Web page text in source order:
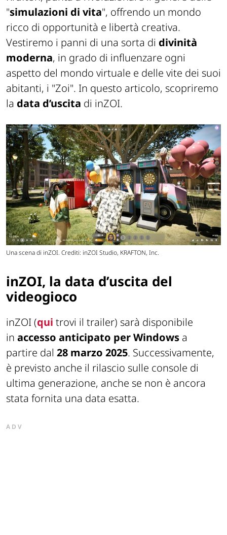
"simulazioni di vita", offrendo un mondo
ricco di opportunità e libertà creativa.
Vestiremo i panni di una sorta di divinità
moderna, in grado di influenzare ogni
aspetto del mondo virtuale e delle vite dei suoi
abitanti, i "Zoi". In questo articolo, scopriremo
la data d’uscita di inZOI.
Una scena di inZOI. Crediti: inZOI Studio, KRAFTON, Inc.
inZOI, la data d’uscita del
videogioco
inZOI (qui trovi il trailer) sarà disponibile
in accesso anticipato perWindows a
partire dal 28 marzo 2025. Successivamente,
è previsto anche il rilascio sulle console di
ultima generazione, anche se non è ancora
stata fornita una data esatta.
ADV